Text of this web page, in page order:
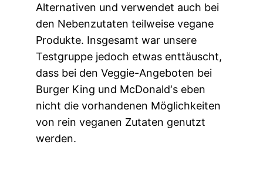
Alternativen und verwendet auch bei
den Nebenzutaten teilweise vegane
Produkte. Insgesamt war unsere
Testgruppe jedoch etwas enttäuscht,
dass bei den Veggie-Angeboten bei
Burger King und McDonald‘s eben
nicht die vorhandenen Möglichkeiten
von rein veganen Zutaten genutzt
werden.